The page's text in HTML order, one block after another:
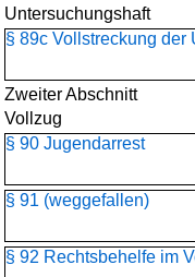
Untersuchungshaft
§ 89c Vollstreckung der
Zweiter Abschnitt
Vollzug
§ 90 Jugendarrest
§ 91 (weggefallen)
§ 92 Rechtsbehelfe im